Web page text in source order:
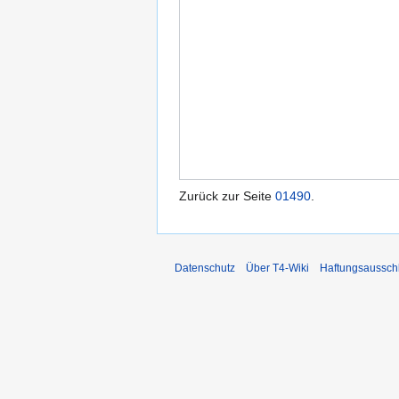
Zurück zur Seite 01490.
Datenschutz Über T4-Wiki